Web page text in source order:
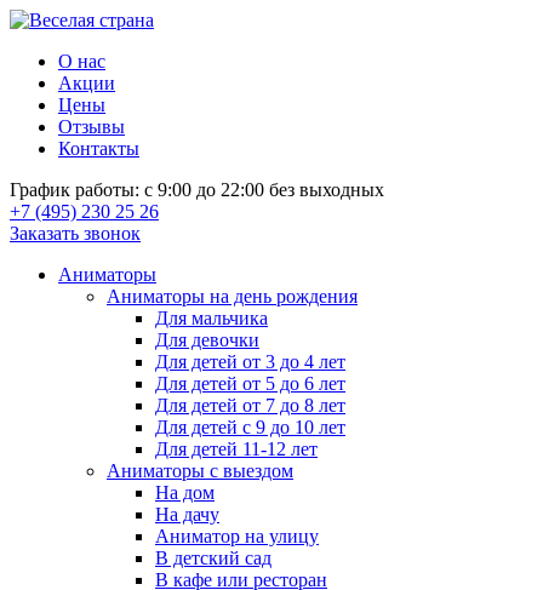
О нас
Акции
Цены
Отзывы
Контакты
График работы: с 9:00 до 22:00 без выходных
+7 (495) 230 25 26
Заказать звонок
Аниматоры
Аниматоры на день рождения
Для мальчика
Для девочки
Для детей от 3 до 4 лет
Для детей от 5 до 6 лет
Для детей от 7 до 8 лет
Для детей с 9 до 10 лет
Для детей 11-12 лет
Аниматоры с выездом
На дом
На дачу
Аниматор на улицу
В детский сад
В кафе или ресторан